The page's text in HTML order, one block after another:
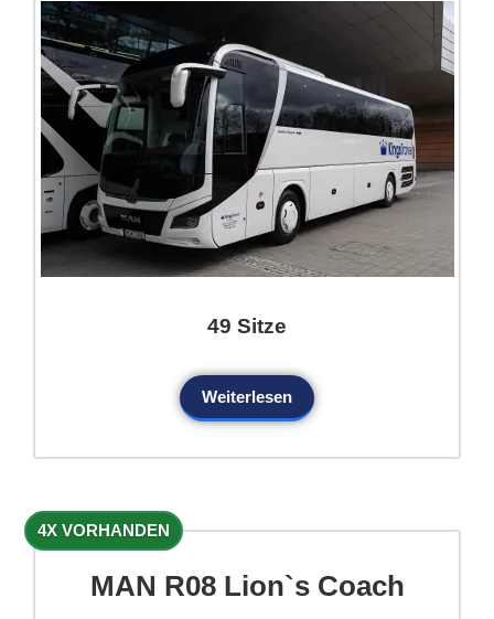
49 Sitze
Weiterlesen
4X VORHANDEN
MAN R08 Lion`s Coach